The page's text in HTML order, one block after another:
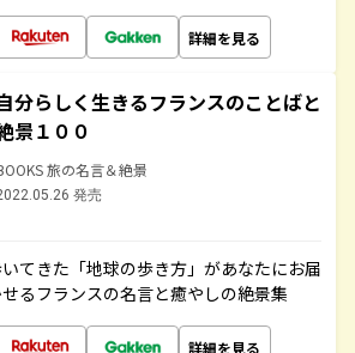
詳細を見る
分らしく生きるフランスのことばと
景１００
旅の名言＆絶景
発売
てきた「地球の歩き方」があなたにお届
るフランスの名言と癒やしの絶景集
詳細を見る